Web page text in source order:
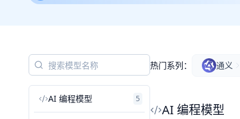
AI 编程模型 5
热门系列： 通义
AI 编程模型